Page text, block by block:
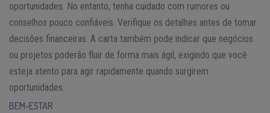
oportunidades. No entanto, tenha cuidado com rumores ou
conselhos pouco confiáveis. Verifique os detalhes antes de tomar
decisões financeiras. A carta também pode indicar que negócios
ou projetos poderão fluir de forma mais ágil, exigindo que você
esteja atento para agir rapidamente quando surgirem
oportunidades.
BEM-ESTAR